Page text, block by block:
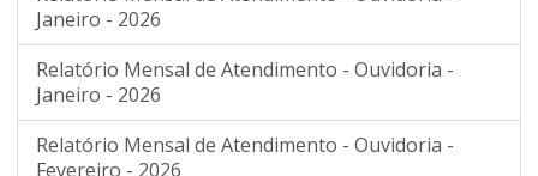
Janeiro - 2026
Relatório Mensal de Atendimento - Ouvidoria -
Janeiro - 2026
Relatório Mensal de Atendimento - Ouvidoria -
Fevereiro - 2026